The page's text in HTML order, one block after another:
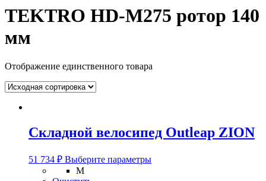
TEKTRO HD-M275 ротор 140
мм
Отображение единственного товара
Складной велосипед Outleap ZION
51 734 ₽ Выберите параметрыЭтот
M